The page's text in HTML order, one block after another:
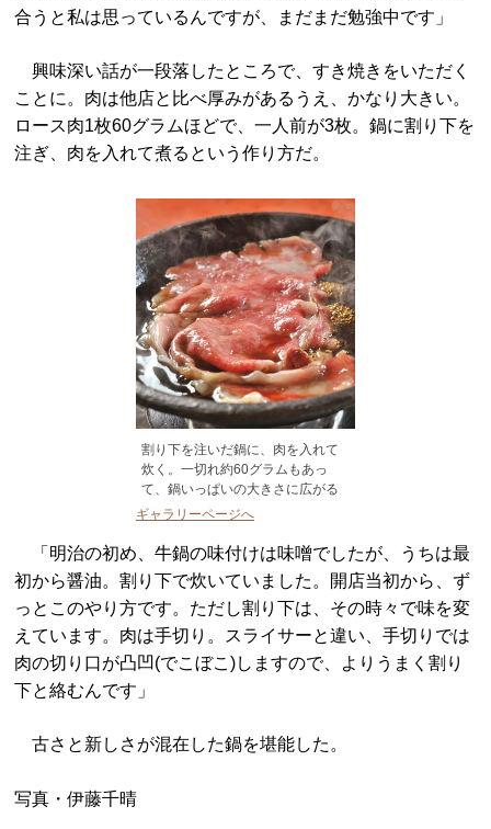
合うと私は思っているんですが、まだまだ勉強中です」
興味深い話が一段落したところで、すき焼きをいただく
ことに。肉は他店と比べ厚みがあるうえ、かなり大きい。
ロース肉1枚60グラムほどで、一人前が3枚。鍋に割り下を
注ぎ、肉を入れて煮るという作り方だ。
割り下を注いだ鍋に、肉を入れて
炊く。一切れ約60グラムもあっ
て、鍋いっぱいの大きさに広がる
ギャラリーページへ
「明治の初め、牛鍋の味付けは味噌でしたが、うちは最
初から醤油。割り下で炊いていました。開店当初から、ず
っとこのやり方です。ただし割り下は、その時々で味を変
えています。肉は手切り。スライサーと違い、手切りでは
肉の切り口が凸凹(でこぼこ)しますので、よりうまく割り
下と絡むんです」
古さと新しさが混在した鍋を堪能した。
写真・伊藤千晴